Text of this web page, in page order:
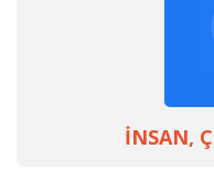
İNSAN,